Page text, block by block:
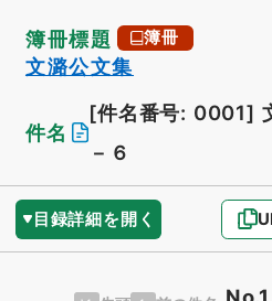
簿冊標題 簿冊
文潞公文集
件名
[件名番号: 0001]
－６
目録詳細を開く